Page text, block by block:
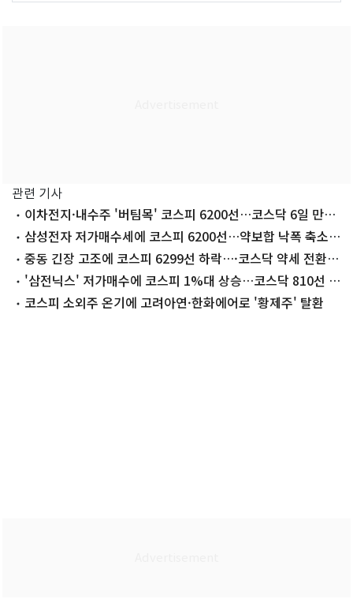
관련 기사
이차전지·내수주 '버팀목' 코스피 6200선…코스닥 6일 만에
내림세[시황종합]
삼성전자 저가매수세에 코스피 6200선…약보합 낙폭 축소
[장중시황]
중동 긴장 고조에 코스피 6299선 하락…·코스닥 약세 전환
[장중시황]
'삼전닉스' 저가매수에 코스피 1%대 상승…코스닥 810선 회
복[개장시황]
코스피 소외주 온기에 고려아연·한화에어로 '황제주' 탈환